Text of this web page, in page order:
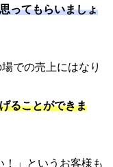
ってもらいましょ
での売上にはなり
ることができま
！」というお客様も